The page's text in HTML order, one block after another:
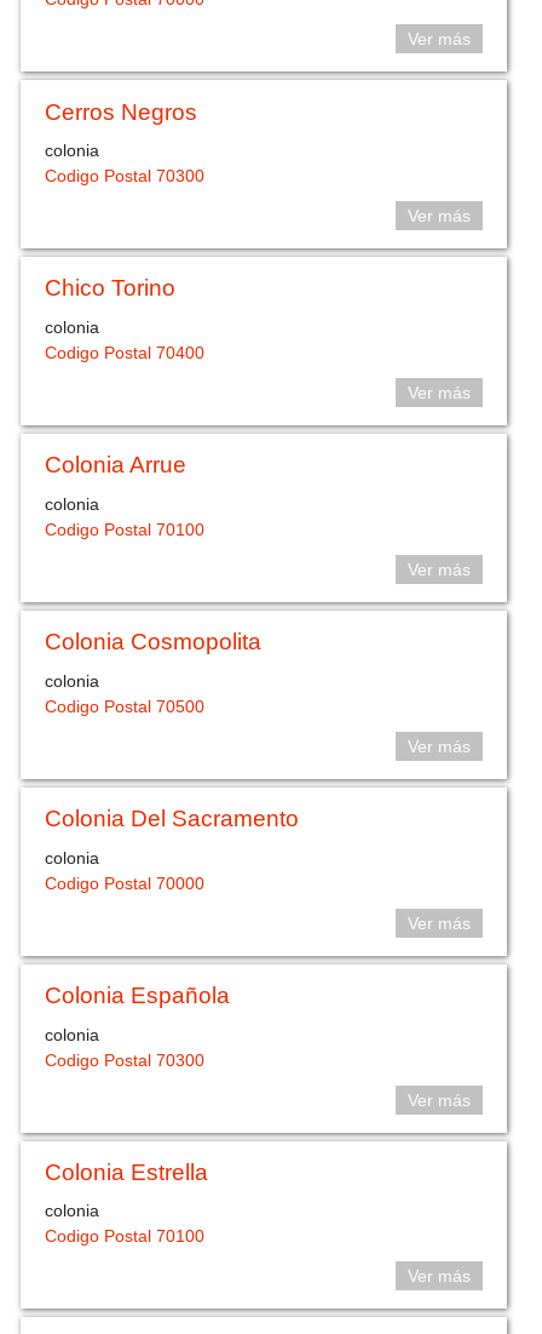
Ver más
Cerros Negros
colonia
Codigo Postal 70300
Ver más
Chico Torino
colonia
Codigo Postal 70400
Ver más
Colonia Arrue
colonia
Codigo Postal 70100
Ver más
Colonia Cosmopolita
colonia
Codigo Postal 70500
Ver más
Colonia Del Sacramento
colonia
Codigo Postal 70000
Ver más
Colonia Española
colonia
Codigo Postal 70300
Ver más
Colonia Estrella
colonia
Codigo Postal 70100
Ver más